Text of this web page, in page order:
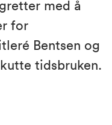
med å
for
Bentsen og
tidsbruken.